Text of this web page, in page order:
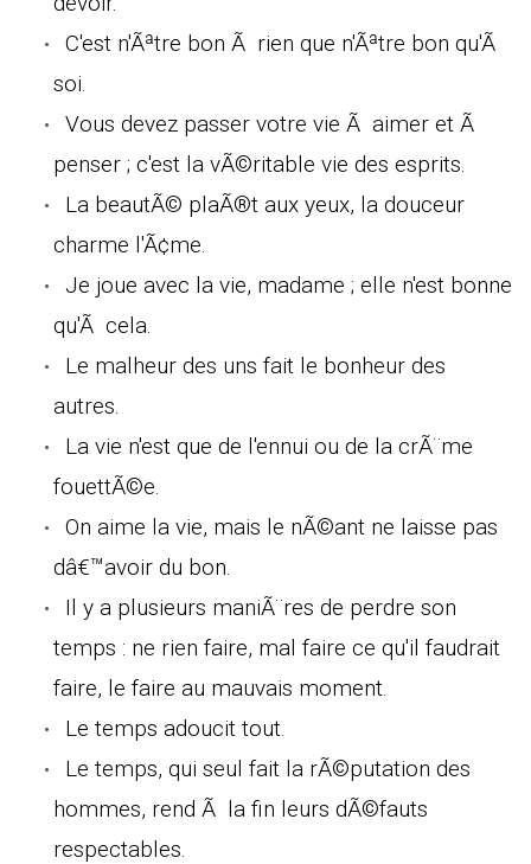
C'est n'Ãªtre bon Ã rien que n'Ãªtre bon qu'Ã
soi.
Vous devez passer votre vie Ã aimer et Ã
penser ; c'est la vÃ©ritable vie des esprits.
La beautÃ© plaÃ®t aux yeux, la douceur
charme l'Ã¢me.
Je joue avec la vie, madame ; elle n'est bonne
qu'Ã cela.
Le malheur des uns fait le bonheur des
autres.
La vie n'est que de l'ennui ou de la crÃ¨me
fouettÃ©e.
On aime la vie, mais le nÃ©ant ne laisse pas
dâ€™avoir du bon.
Il y a plusieurs maniÃ¨res de perdre son
temps : ne rien faire, mal faire ce qu'il faudrait
faire, le faire au mauvais moment.
Le temps adoucit tout.
Le temps, qui seul fait la rÃ©putation des
hommes, rend Ã la fin leurs dÃ©fauts
respectables.